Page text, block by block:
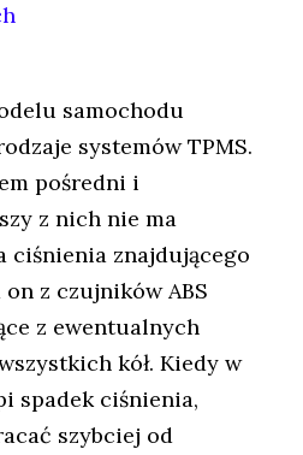
samochodu
systemów TPMS.
pośredni i
z nich nie ma
ciśnienia znajdującego
z czujników ABS
z ewentualnych
kół. Kiedy w
spadek ciśnienia,
szybciej od